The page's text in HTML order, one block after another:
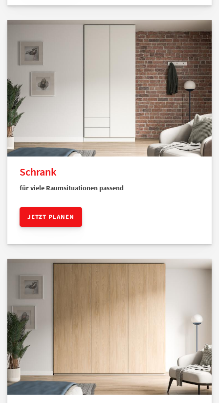
Schrank
für viele Raumsituationen passend
JETZT PLANEN